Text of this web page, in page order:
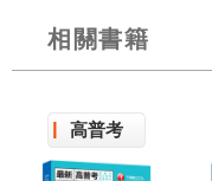
相關書籍
高普考